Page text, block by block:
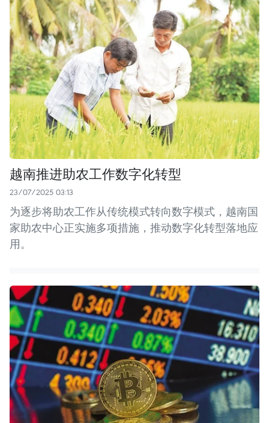
越南推进助农工作数字化转型
23/07/2025 03:13
为逐步将助农工作从传统模式转向数字模式，越南国
家助农中心正实施多项措施，推动数字化转型落地应
用。